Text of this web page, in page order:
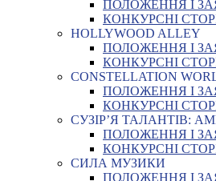
ПОЛОЖЕННЯ І
КОНКУРСНІ
HOLLYWOOD ALLEY
ПОЛОЖЕННЯ І
КОНКУРСНІ
CONSTELLATION
ПОЛОЖЕННЯ І
КОНКУРСНІ
СУЗІР’Я ТАЛАНТІВ:
ПОЛОЖЕННЯ І
КОНКУРСНІ
СИЛА МУЗИКИ
ПОЛОЖЕННЯ І